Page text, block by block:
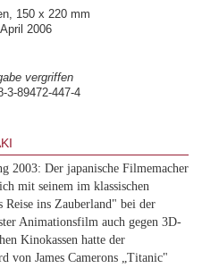
150 x 220 mm
2006
vergriffen
3-89472-447-4
2003: Der japanische Filmemacher
mit seinem im klassischen
ins Zauberland" bei der
Animationsfilm auch gegen 3D-
Kinokassen hatte der
von James Camerons „Titanic"